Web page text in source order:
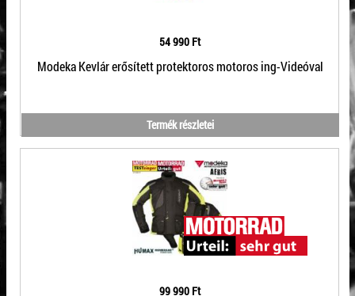
54 990 Ft
Modeka Kevlár erősített protektoros motoros ing-Videóval
Termék részletei
99 990 Ft